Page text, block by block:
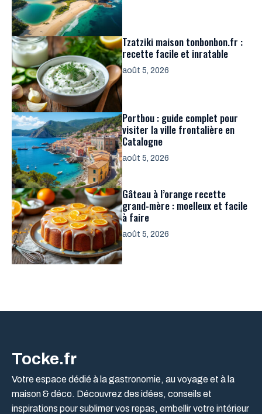
Tzatziki maison tonbonbon.fr :
recette facile et inratable
août 5, 2026
Portbou : guide complet pour
visiter la ville frontalière en
Catalogne
août 5, 2026
Gâteau à l’orange recette
grand-mère : moelleux et facile
à faire
août 5, 2026
Tocke.fr
Votre espace dédié à la gastronomie, au voyage et à la
maison & déco. Découvrez des idées, conseils et
inspirations pour sublimer vos repas, embellir votre intérieur